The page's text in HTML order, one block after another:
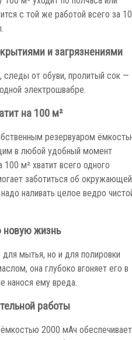
м² уходит по полчаса или
с той же работой всего за 10
и загрязнениями
следы от обуви, пролитый сок —
электрошвабре.
на 100 м²
резервуаром
в любой удобный момент
м² хватит всего одного
заботиться об окружающей
наливать целое ведро
новую жизнь
мытья, но и для полировки
она глубоко вгоняет его в
нанося ему вреда.
работы
2000 мАч обеспечивает